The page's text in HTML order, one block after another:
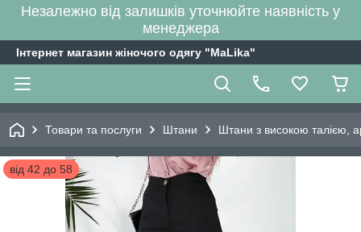
Незалежно від залишків уточнюйте наявність у
менеджера
Інтернет магазин жіночого одягу "MaLika"
Товари та послуги Штани Штани з високою талією,
від 42 до 58